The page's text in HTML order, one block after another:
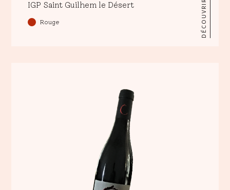
IGP Saint Guilhem le Désert
Rouge DÉCOUVRIR